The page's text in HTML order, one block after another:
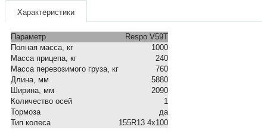
Характеристики
Параметр
Respo V59T
Полная масса, кг
1000
Масса прицепа, кг
240
Масса перевозимого груза, кг
760
Длина, мм
5880
Ширина, мм
2090
Количество осей
1
Тормоза
да
Тип колеса
155R13 4x100